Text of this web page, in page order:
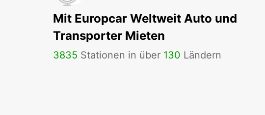
Mit Europcar Weltweit Auto und
Transporter Mieten
3835 Stationen in über 130 Ländern